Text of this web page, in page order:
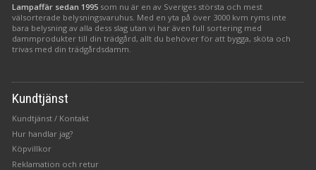
Lampaffär sedan 1995 som nu är en av Sveriges största och mest
välsorterade belysningsvaruhus. Med en yta på över 3000 kvm ryms inte
bara belysning av alla dess slag utan vi har även full sortering med
dammprodukter till din trädgård, allt du behöver för att bygga, sköta och
trivas med din trädgårdsdamm.
Kundtjänst
Kundtjänst / Kontakt
Hur handlar jag?
Köpvillkor
Reklamation och retur